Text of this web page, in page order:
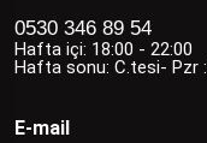
0530 346 89 54
Hafta içi: 18:00 - 22:00
Hafta sonu: C.tesi- Pzr
E-mail